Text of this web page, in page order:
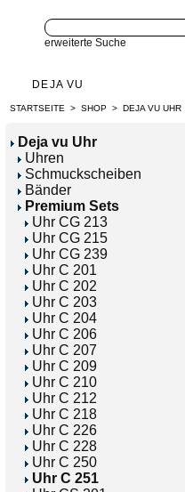
erweiterte Suche
DEJA VU
STARTSEITE > SHOP > DEJA VU UHR
Deja vu Uhr
Uhren
Schmuckscheiben
Bänder
Premium Sets
Uhr CG 213
Uhr CG 215
Uhr CG 239
Uhr C 201
Uhr C 202
Uhr C 203
Uhr C 204
Uhr C 206
Uhr C 207
Uhr C 209
Uhr C 210
Uhr C 212
Uhr C 218
Uhr C 226
Uhr C 228
Uhr C 250
Uhr C 251